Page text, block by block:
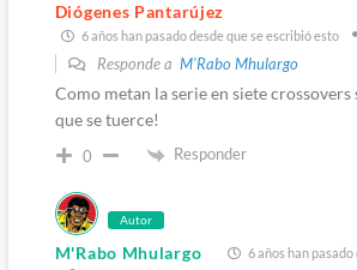
Diógenes Pantarújez
6 años han pasado desde que se escribió esto
Responde a M'Rabo Mhulargo
Como metan la serie en siete crossovers
que se tuerce!
0 Responder
Autor
M'Rabo Mhulargo 6 años han